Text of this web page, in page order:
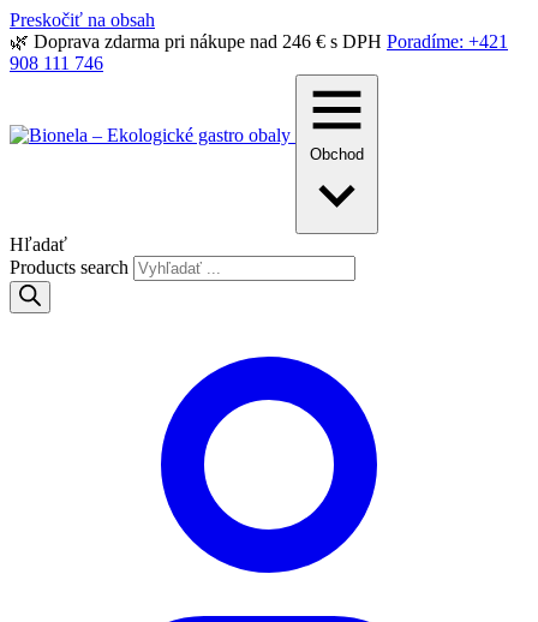
Preskočiť na obsah
🌿 Doprava zdarma pri nákupe nad 246 € s DPH Poradíme: +421
908 111 746
Obchod
Hľadať
Products search